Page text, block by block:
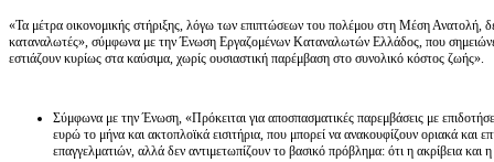
«Τα μέτρα οικονομικής στήριξης, λόγω των επιπτώσεων του πολέμου στη Μέση Ανατολή,
καταναλωτές», σύμφωνα με την Ένωση Εργαζομένων Καταναλωτών Ελλάδος, που σημειώνει
εστιάζουν κυρίως στα καύσιμα, χωρίς ουσιαστική παρέμβαση στο συνολικό κόστος ζωής».
Σύμφωνα με την Ένωση, «Πρόκειται για αποσπασματικές παρεμβάσεις με
ευρώ το μήνα και ακτοπλοϊκά εισιτήρια, που μπορεί να ανακουφίζουν οριακά και
επαγγελματιών, αλλά δεν αντιμετωπίζουν το βασικό πρόβλημα: ότι η ακρίβεια και